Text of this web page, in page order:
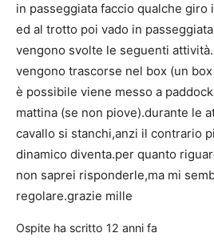
in passeggiata faccio qualche giro
ed al trotto poi vado in
vengono svolte le seguenti
vengono trascorse nel box (un
è possibile viene messo a
mattina (se non piove).durante le
cavallo si stanchi,anzi il contrario
dinamico diventa.per quanto
non saprei risponderle,ma mi
regolare.grazie mille
Ospite ha scritto 12 anni fa